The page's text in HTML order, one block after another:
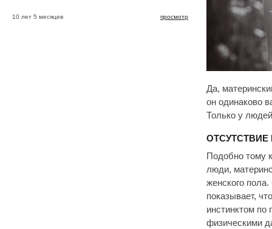
просмотр
10 лет 5 месяцев
Да,
он одинаково
Только у
ОТСУТСТВИЕ
Подобно тому
люди,
женского
показывает,
инстинктом по
физическими